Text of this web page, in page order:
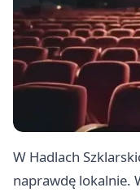
W Hadlach
naprawdę lokalnie.